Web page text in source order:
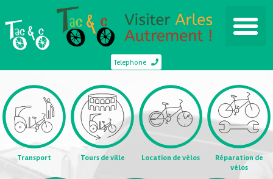
Telephone
Transport Tours de ville Location de vélos
Réparation de
vélos